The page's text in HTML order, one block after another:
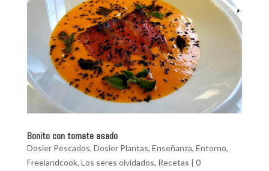
Bonito con tomate asado
Dosier Pescados, Dosier Plantas, Enseñanza, Entorno,
Freelandcook, Los seres olvidados, Recetas | 0